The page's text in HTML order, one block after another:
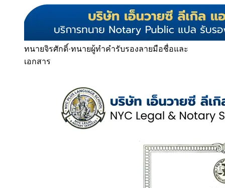
ทนายจิรศักดิ์·ทนายผู้ทำคำรับรองลายมือชื่อและ
เอกสาร